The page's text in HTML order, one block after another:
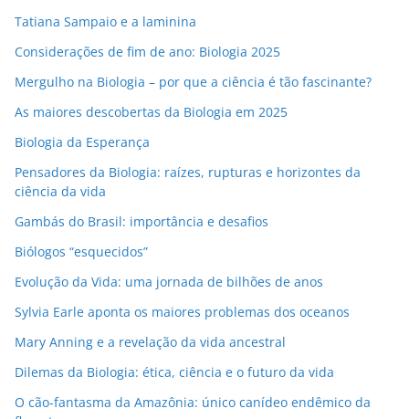
a
i
Tatiana Sampaio e a laminina
Considerações de fim de ano: Biologia 2025
Mergulho na Biologia – por que a ciência é tão fascinante?
As maiores descobertas da Biologia em 2025
Biologia da Esperança
Pensadores da Biologia: raízes, rupturas e horizontes da
ciência da vida
Gambás do Brasil: importância e desafios
Biólogos “esquecidos”
Evolução da Vida: uma jornada de bilhões de anos
Sylvia Earle aponta os maiores problemas dos oceanos
Mary Anning e a revelação da vida ancestral
Dilemas da Biologia: ética, ciência e o futuro da vida
O cão-fantasma da Amazônia: único canídeo endêmico da